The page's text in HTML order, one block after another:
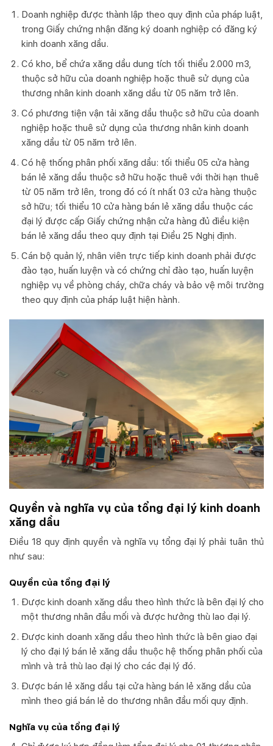
Doanh nghiệp được thành lập theo quy định của pháp luật,
trong Giấy chứng nhận đăng ký doanh nghiệp có đăng ký
kinh doanh xăng dầu.
Có kho, bể chứa xăng dầu dung tích tối thiểu 2.000 m3,
thuộc sở hữu của doanh nghiệp hoặc thuê sử dụng của
thương nhân kinh doanh xăng dầu từ 05 năm trở lên.
Có phương tiện vận tải xăng dầu thuộc sở hữu của doanh
nghiệp hoặc thuê sử dụng của thương nhân kinh doanh
xăng dầu từ 05 năm trở lên.
Có hệ thống phân phối xăng dầu: tối thiểu 05 cửa hàng
bán lẻ xăng dầu thuộc sở hữu hoặc thuê với thời hạn thuê
từ 05 năm trở lên, trong đó có ít nhất 03 cửa hàng thuộc
sở hữu; tối thiểu 10 cửa hàng bán lẻ xăng dầu thuộc các
đại lý được cấp Giấy chứng nhận cửa hàng đủ điều kiện
bán lẻ xăng dầu theo quy định tại Điều 25 Nghị định.
Cán bộ quản lý, nhân viên trực tiếp kinh doanh phải được
đào tạo, huấn luyện và có chứng chỉ đào tạo, huấn luyện
nghiệp vụ về phòng cháy, chữa cháy và bảo vệ môi trường
theo quy định của pháp luật hiện hành.
Quyền và nghĩa vụ của tổng đại lý kinh doanh
xăng dầu
Điều 18 quy định quyền và nghĩa vụ tổng đại lý phải tuân thủ
như sau:
Quyền của tổng đại lý
Được kinh doanh xăng dầu theo hình thức là bên đại lý cho
một thương nhân đầu mối và được hưởng thù lao đại lý.
Được kinh doanh xăng dầu theo hình thức là bên giao đại
lý cho đại lý bán lẻ xăng dầu thuộc hệ thống phân phối của
mình và trả thù lao đại lý cho các đại lý đó.
Được bán lẻ xăng dầu tại cửa hàng bán lẻ xăng dầu của
mình theo giá bán lẻ do thương nhân đầu mối quy định.
Nghĩa vụ của tổng đại lý